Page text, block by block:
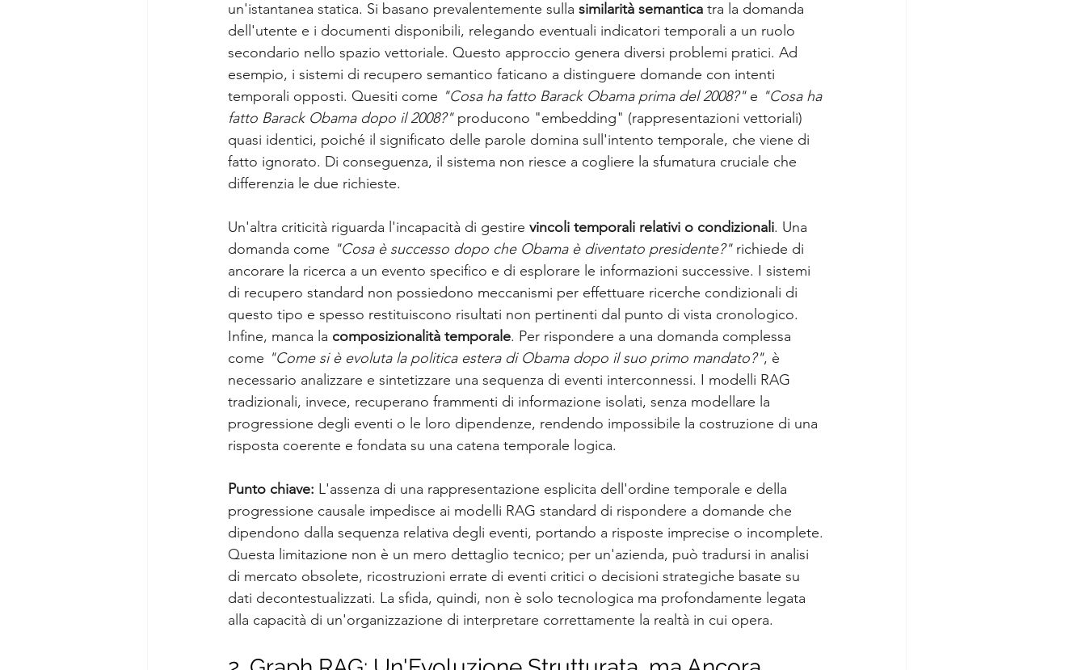
un'istantanea statica. Si basano prevalentemente sulla similarità semantica tra la domanda
dell'utente e i documenti disponibili, relegando eventuali indicatori temporali a un ruolo
secondario nello spazio vettoriale. Questo approccio genera diversi problemi pratici. Ad
esempio, i sistemi di recupero semantico faticano a distinguere domande con intenti
temporali opposti. Quesiti come "Cosa ha fatto Barack Obama prima del 2008?" e "Cosa ha
fatto Barack Obama dopo il 2008?" producono "embedding" (rappresentazioni vettoriali)
quasi identici, poiché il significato delle parole domina sull'intento temporale, che viene di
fatto ignorato. Di conseguenza, il sistema non riesce a cogliere la sfumatura cruciale che
differenzia le due richieste.
Un'altra criticità riguarda l'incapacità di gestire vincoli temporali relativi o condizionali. Una
domanda come "Cosa è successo dopo che Obama è diventato presidente?" richiede di
ancorare la ricerca a un evento specifico e di esplorare le informazioni successive. I sistemi
di recupero standard non possiedono meccanismi per effettuare ricerche condizionali di
questo tipo e spesso restituiscono risultati non pertinenti dal punto di vista cronologico.
Infine, manca la composizionalità temporale. Per rispondere a una domanda complessa
come "Come si è evoluta la politica estera di Obama dopo il suo primo mandato?", è
necessario analizzare e sintetizzare una sequenza di eventi interconnessi. I modelli RAG
tradizionali, invece, recuperano frammenti di informazione isolati, senza modellare la
progressione degli eventi o le loro dipendenze, rendendo impossibile la costruzione di una
risposta coerente e fondata su una catena temporale logica.
Punto chiave: L'assenza di una rappresentazione esplicita dell'ordine temporale e della
progressione causale impedisce ai modelli RAG standard di rispondere a domande che
dipendono dalla sequenza relativa degli eventi, portando a risposte imprecise o incomplete.
Questa limitazione non è un mero dettaglio tecnico; per un'azienda, può tradursi in analisi
di mercato obsolete, ricostruzioni errate di eventi critici o decisioni strategiche basate su
dati decontestualizzati. La sfida, quindi, non è solo tecnologica ma profondamente legata
alla capacità di un'organizzazione di interpretare correttamente la realtà in cui opera.